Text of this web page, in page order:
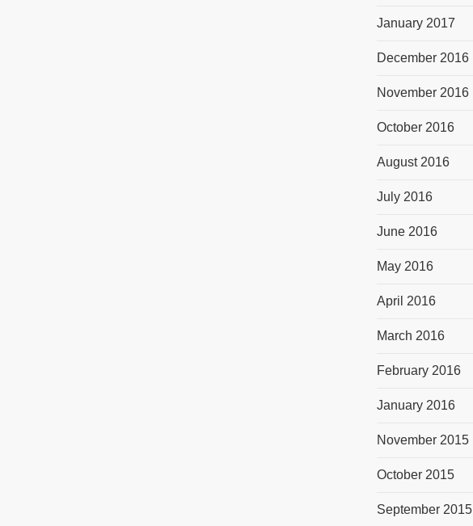
January 2017
December 2016
November 2016
October 2016
August 2016
July 2016
June 2016
May 2016
April 2016
March 2016
February 2016
January 2016
November 2015
October 2015
September 2015